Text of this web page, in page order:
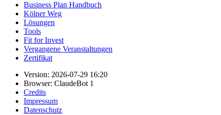
Business Plan Handbuch
Kölner Weg
Lösungen
Tools
Fit for Invest
Vergangene Veranstaltungen
Zertifikat
Version: 2026-07-29 16:20
Browser: ClaudeBot 1
Credits
Impressum
Datenschutz